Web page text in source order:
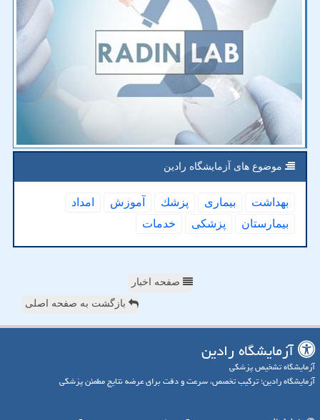
موضوع های آزمایشگاه رادین
بهداشت بیماری پزشك آموزش
امداد
بیمارستان
پزشكی خدمات
صفحه اخبار
بازگشت به صفحه اصلی
آزمایشگاه رادین
آزمایشگاه تشخیص پزشکی
آزمایشگاه رادین؛ ترکیب تخصص، سرعت و دقت برای عرضه نتایج مطمئن پزشکی